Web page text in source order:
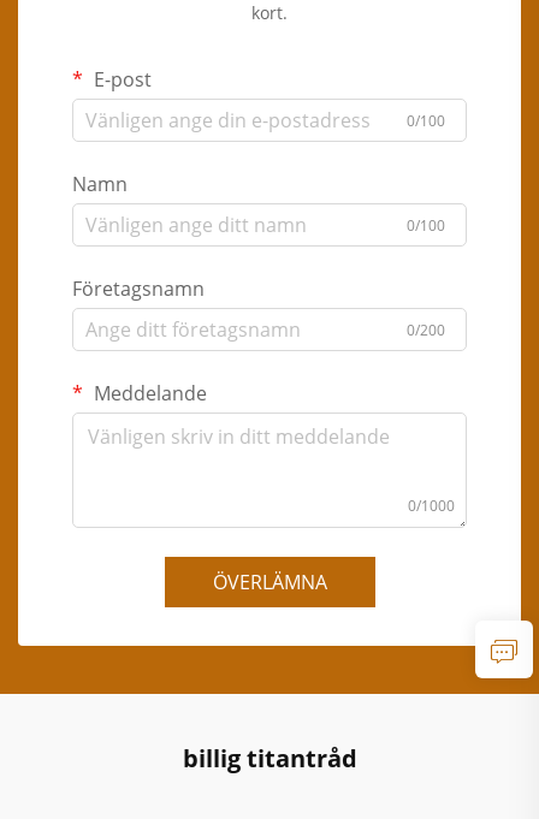
kort.
E-post
0/100
Namn
0/100
Företagsnamn
0/200
Meddelande
0/1000
ÖVERLÄMNA
billig titantråd